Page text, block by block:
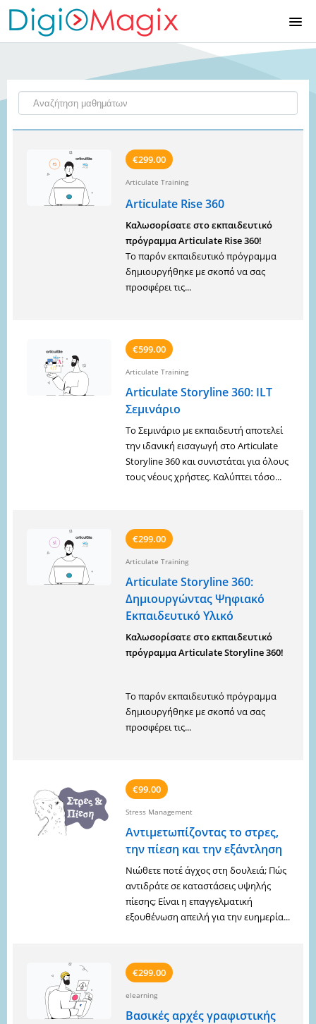
ΚΑΤΆΛΟΓΟΣ ΜΑΘΗΜΆΤΩΝ
ΕΊΣΟΔΟΣ
€299.00
Articulate Training
Articulate Rise 360
Καλωσορίσατε στο εκπαιδευτικό
πρόγραμμα Articulate Rise 360!
Tο παρόν εκπαιδευτικό πρόγραμμα
δημιουργήθηκε με σκοπό να σας
προσφέρει τις...
€599.00
Articulate Training
Articulate Storyline 360: ILT
Σεμινάριο
Το Σεμινάριο με εκπαιδευτή αποτελεί
την ιδανική εισαγωγή στο Articulate
Storyline 360 και συνιστάται για όλους
τους νέους χρήστες. Καλύπτει τόσο...
€299.00
Articulate Training
Articulate Storyline 360:
Δημιουργώντας Ψηφιακό
Εκπαιδευτικό Υλικό
Καλωσορίσατε στο εκπαιδευτικό
πρόγραμμα Articulate Storyline 360!
Tο παρόν εκπαιδευτικό πρόγραμμα
δημιουργήθηκε με σκοπό να σας
προσφέρει τις...
€99.00
Stress Management
Αντιμετωπίζοντας το στρες,
την πίεση και την εξάντληση
Νιώθετε ποτέ άγχος στη δουλειά; Πώς
αντιδράτε σε καταστάσεις υψηλής
πίεσης; Είναι η επαγγελματική
εξουθένωση απειλή για την ευημερία...
€299.00
elearning
Βασικές αρχές γραφιστικής